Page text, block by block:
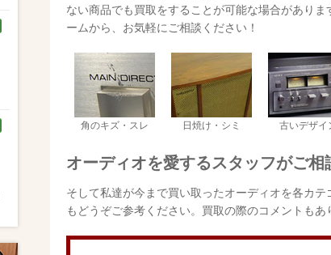
ない商品でも買取をすることが可能な場合があり
ームから、お気軽にご相談ください！
角のキズ・スレ 日焼け・シミ 古いデザイ
オーディオを愛するスタッフがご相
そして私達が今まで買い取ったオーディオを各カ
もどうぞご参考ください。買取の際のコメントもあ